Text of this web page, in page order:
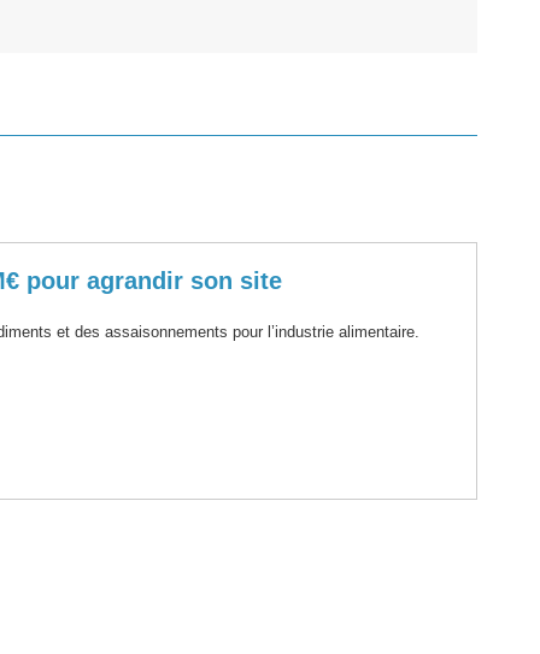
pour agrandir son site
et des assaisonnements pour l’industrie alimentaire.